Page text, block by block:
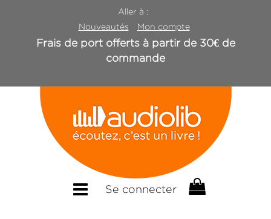
Aller à :
Nouveautés
Mon compte
Frais de port offerts à partir de 30€ de
commande
Se connecter